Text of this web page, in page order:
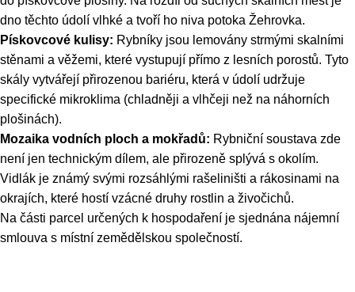
dno těchto údolí vlhké a tvoří ho niva potoka Žehrovka.
Pískovcové kulisy: Rybníky jsou lemovány strmými skalními
stěnami a věžemi, které vystupují přímo z lesních porostů. Tyto
skály vytvářejí přirozenou bariéru, která v údolí udržuje
specifické mikroklima (chladněji a vlhčeji než na náhorních
plošinách).
Mozaika vodních ploch a mokřadů: Rybniční soustava zde
není jen technickým dílem, ale přirozeně splývá s okolím.
Vidlák je známý svými rozsáhlými rašeliništi a rákosinami na
okrajích, které hostí vzácné druhy rostlin a živočichů.
Na části parcel určených k hospodaření je sjednána nájemní
smlouva s místní zemědělskou společností.